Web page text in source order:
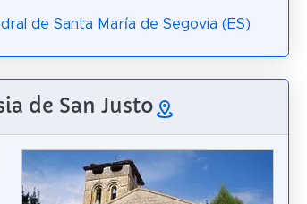
de Santa María de Segovia (ES)
de San Justo